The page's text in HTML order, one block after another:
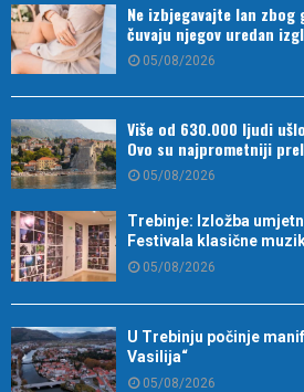
Ne izbjegavajte lan zbog
čuvaju njegov uredan
05/08/2026
Više od 630.000 ljudi
Ovo su najprometniji
05/08/2026
Trebinje: Izložba
Festivala klasične
05/08/2026
U Trebinju počinje
Vasilija“
05/08/2026